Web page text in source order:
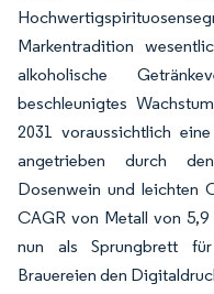
Markentradition
alkoholische
beschleunigtes
2031 voraussichtlich
angetrieben durch
Dosenwein und leichten
CAGR von Metall von
nun als Sprungbrett
Brauereien den